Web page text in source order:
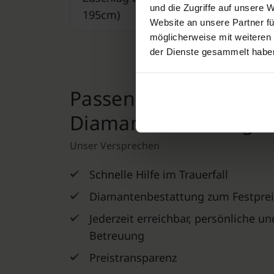
und die Zugriffe auf unsere
Website an unsere Partner
möglicherweise mit
der Dienste gesammelt
195cm)
Passende Angebote
Diamantbestattung
Unser Versprechen
Schnelle Hilfe im Trauerfall
Diamantenbestattung zum
Jederzeit erreichbar, persönliche
Betreuung
Preistransparenz